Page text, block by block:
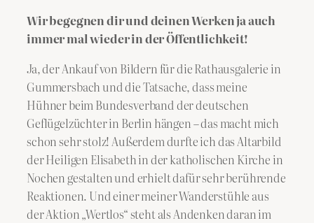
Wir begegnen dir und deinen Werken ja auch
immer mal wieder in der Öffentlichkeit!
Ja, der Ankauf von Bildern für die Rathausgalerie in
Gummersbach und die Tatsache, dass meine
Hühner beim Bundesverband der deutschen
Geflügelzüchter in Berlin hängen – das macht mich
schon sehr stolz! Außerdem durfte ich das Altarbild
der Heiligen Elisabeth in der katholischen Kirche in
Nochen gestalten und erhielt dafür sehr berührende
Reaktionen. Und einer meiner Wanderstühle aus
der Aktion „Wertlos“ steht als Andenken daran im